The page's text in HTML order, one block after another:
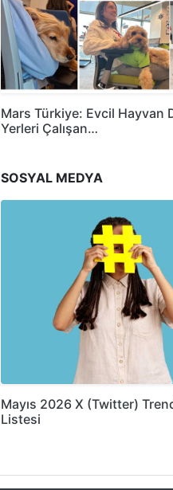
Mars Türkiye: Evcil Hayvan
Yerleri Çalışan…
SOSYAL MEDYA
Mayıs 2026 X (Twitter)
Listesi